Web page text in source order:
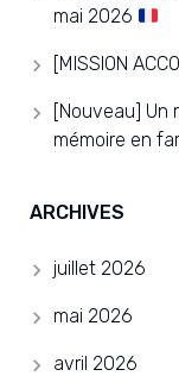
mai 2026
[MISSION
[Nouveau] Un
mémoire en
ARCHIVES
juillet 2026
mai 2026
avril 2026